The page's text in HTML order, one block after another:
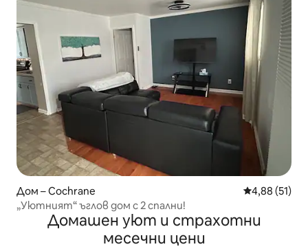
Дом – Cochrane Средна
4,88 (51)
„Уютният“ ъглов дом с 2 спални!
Домашен уют и страхотни
месечни цени